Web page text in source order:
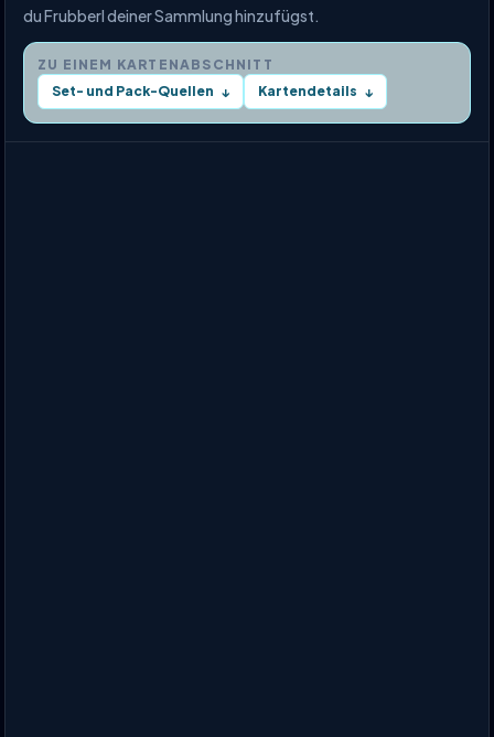
du Frubberl deiner Sammlung hinzufügst.
ZU EINEM KARTENABSCHNITT
Set- und Pack-Quellen ↓ Kartendetails ↓